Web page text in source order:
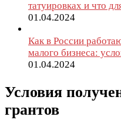
татуировках и что
01.04.2024
Как в России
малого бизнеса:
01.04.2024
Условия
грантов